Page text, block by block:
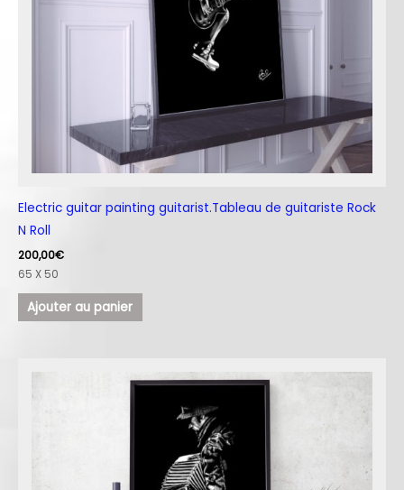
Electric guitar painting guitarist.Tableau de guitariste Rock
N Roll
200,00€
65 X 50
Ajouter au panier